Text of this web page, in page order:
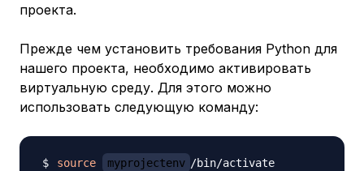
проекта.
Прежде чем установить требования Python для
нашего проекта, необходимо активировать
виртуальную среду. Для этого можно
использовать следующую команду:
source myprojectenv